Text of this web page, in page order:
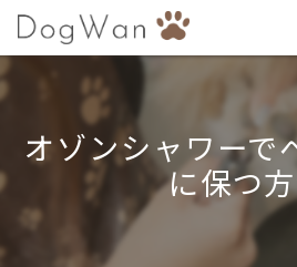
オゾンシャワーで
に保つ